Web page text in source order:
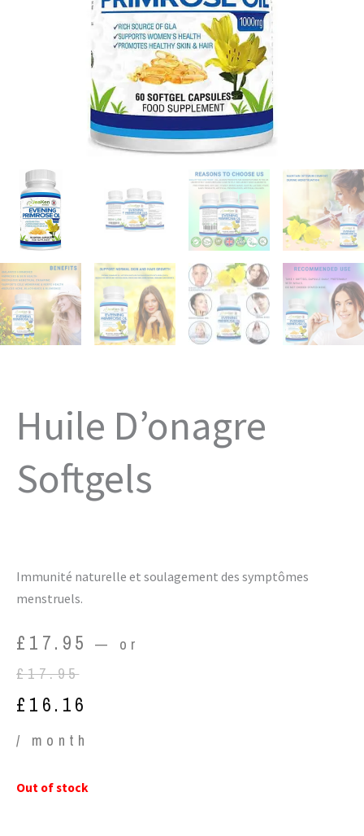
Huile D’onagre
Softgels
Immunité naturelle et soulagement des symptômes
menstruels.
£ 17.95 —
or
£17.95
Original
price
was:
£ 16.16
Current
price
is:
/ month
Out of stock